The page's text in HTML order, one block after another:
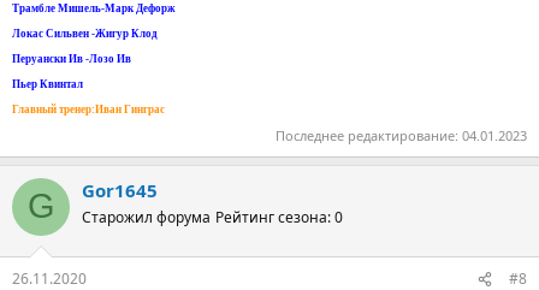
Трамбле Мишель-Марк Дефорж
Локас Сильвен -Жигур Клод
Перуански Ив -Лозо Ив
Пьер Квинтал
Главный тренер:Иван Гинграс
Последнее редактирование: 04.01.2023
G Gor1645
Старожил форума Рейтинг сезона: 0
26.11.2020 #8